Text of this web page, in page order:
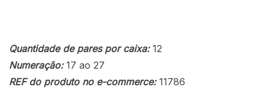
Quantidade de pares por caixa: 12
Numeração: 17 ao 27
REF do produto no e-commerce: 11786